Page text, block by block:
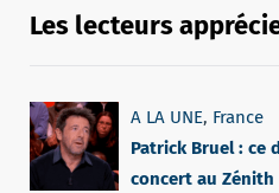
Les lecteurs
A LA UNE, France
Patrick Bruel : ce
concert au Zénith